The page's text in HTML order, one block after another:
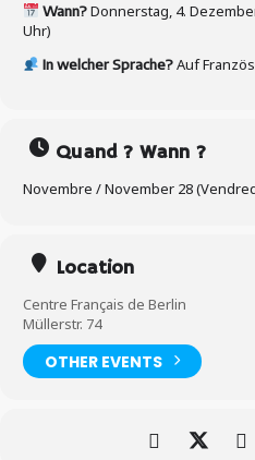
Wann?Donnerstag, 4.
Uhr)
In welcher Sprache?Auf
Quand ? Wann ?
Novembre / November 28
Location
Centre Français de Berlin
Müllerstr. 74
OTHER EVENTS